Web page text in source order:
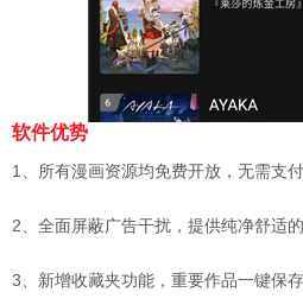
软件优势
1、所有漫画资源均免费开放，无需支
2、全面屏蔽广告干扰，提供纯净舒适的
3、新增收藏夹功能，重要作品一键保